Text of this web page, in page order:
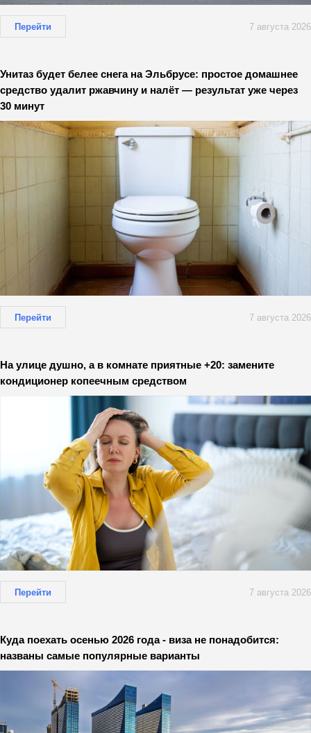
Перейти 7 августа 2026
Унитаз будет белее снега на Эльбрусе: простое домашнее
средство удалит ржавчину и налёт — результат уже через
30 минут
Перейти 7 августа 2026
На улице душно, а в комнате приятные +20: замените
кондиционер копеечным средством
Перейти 7 августа 2026
Куда поехать осенью 2026 года - виза не понадобится:
названы самые популярные варианты